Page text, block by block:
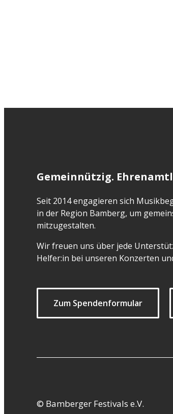
Gemeinnützig.
Seit 2014 engagieren sich
in der Region Bamberg, um
mitzugestalten.
Wir freuen uns über jede
Helfer:in bei unseren Konzerten
Zum Spendenformular
© Bamberger Festivals e.V.